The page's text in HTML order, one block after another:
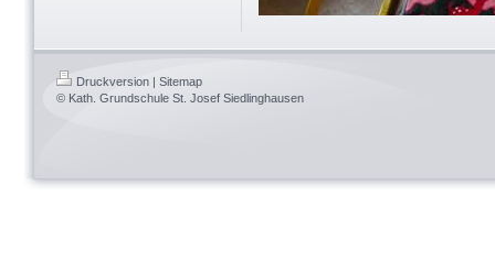
Druckversion | Sitemap
© Kath. Grundschule St. Josef Siedlinghausen